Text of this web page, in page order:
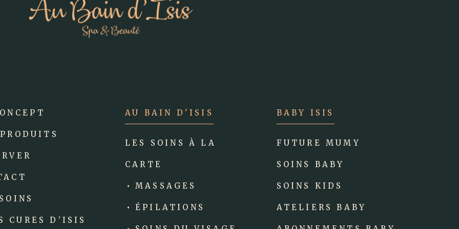
CURES D’ISIS
AU BAIN D'ISIS
LES SOINS À LA
CARTE
MASSAGES
ÉPILATIONS
BABY ISIS
FUTURE MUMY
SOINS BABY
SOINS KIDS
ATELIERS BABY